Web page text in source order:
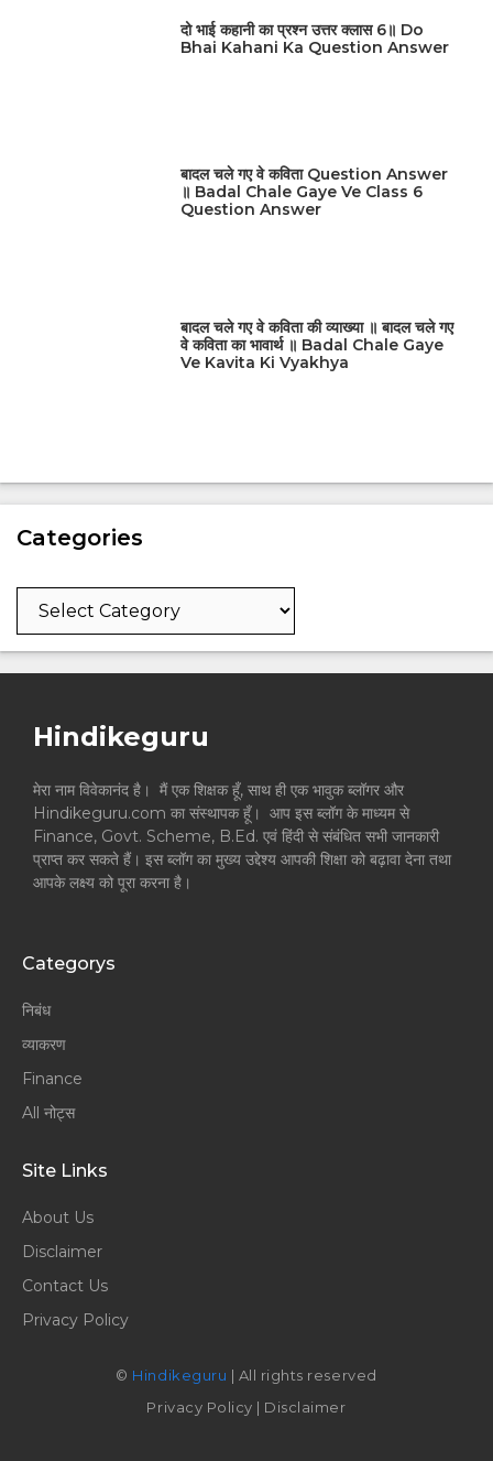
दो भाई कहानी का प्रश्न उत्तर क्लास 6॥ Do
Bhai Kahani Ka Question Answer
बादल चले गए वे कविता Question Answer
॥ Badal Chale Gaye Ve Class 6
Question Answer
बादल चले गए वे कविता की व्याख्या ॥ बादल चले गए
वे कविता का भावार्थ ॥ Badal Chale Gaye
Ve Kavita Ki Vyakhya
Categories
Categories
Hindikeguru
मेरा नाम विवेकानंद है। मैं एक शिक्षक हूँ, साथ ही एक भावुक ब्लॉगर और
Hindikeguru.com का संस्थापक हूँ। आप इस ब्लॉग के माध्यम से
Finance, Govt. Scheme, B.Ed. एवं हिंदी से संबंधित सभी जानकारी
प्राप्त कर सकते हैं। इस ब्लॉग का मुख्य उद्देश्य आपकी शिक्षा को बढ़ावा देना तथा
आपके लक्ष्य को पूरा करना है।
Categorys
निबंध
व्याकरण
Finance
All नोट्स
Site Links
About Us
Disclaimer
Contact Us
Privacy Policy
© Hindikeguru | All rights reserved
Privacy Policy | Disclaimer